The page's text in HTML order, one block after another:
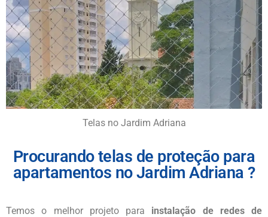
Telas no Jardim Adriana
Procurando telas de proteção para
apartamentos no Jardim Adriana ?
Temos o melhor projeto para instalação de redes de